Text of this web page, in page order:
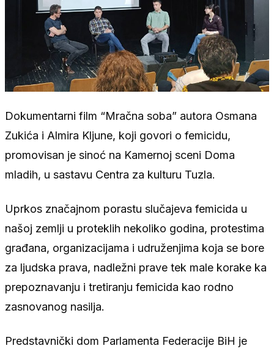
Dokumentarni film “Mračna soba” autora Osmana
Zukića i Almira Kljune, koji govori o femicidu,
promovisan je sinoć na Kamernoj sceni Doma
mladih, u sastavu Centra za kulturu Tuzla.
Uprkos značajnom porastu slučajeva femicida u
našoj zemlji u proteklih nekoliko godina, protestima
građana, organizacijama i udruženjima koja se bore
za ljudska prava, nadležni prave tek male korake ka
prepoznavanju i tretiranju femicida kao rodno
zasnovanog nasilja.
Predstavnički dom Parlamenta Federacije BiH je